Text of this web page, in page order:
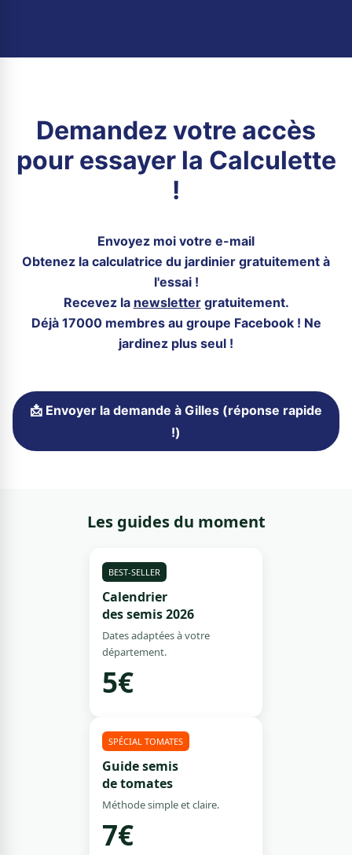
Demandez votre accès
pour essayer la Calculette
!
Envoyez moi votre e-mail
Obtenez la calculatrice du jardinier gratuitement à
l'essai !
Recevez la newslettergratuitement.
Déjà 17000 membres au groupe Facebook ! Ne
jardinez plus seul !
📩 Envoyer la demande à Gilles (réponse rapide
!)
Les guides du moment
BEST-SELLER
Calendrier
des semis 2026
Dates adaptées à votre
département.
5€
SPÉCIAL TOMATES
Guide semis
de tomates
Méthode simple et claire.
7€